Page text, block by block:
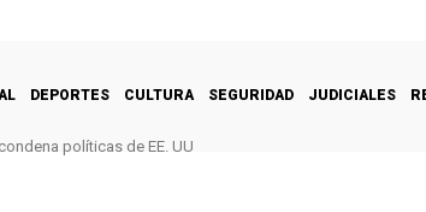
DEPORTES CULTURA SEGURIDAD JUDICIALES
políticas de EE. UU